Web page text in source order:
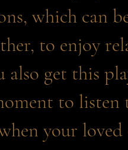
which can
to enjoy
also get this
to
your loved